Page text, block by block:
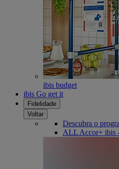
ibis budget
ibis Go get it
Fidelidade
Voltar
Descubra o
ALL Accor+ ibis